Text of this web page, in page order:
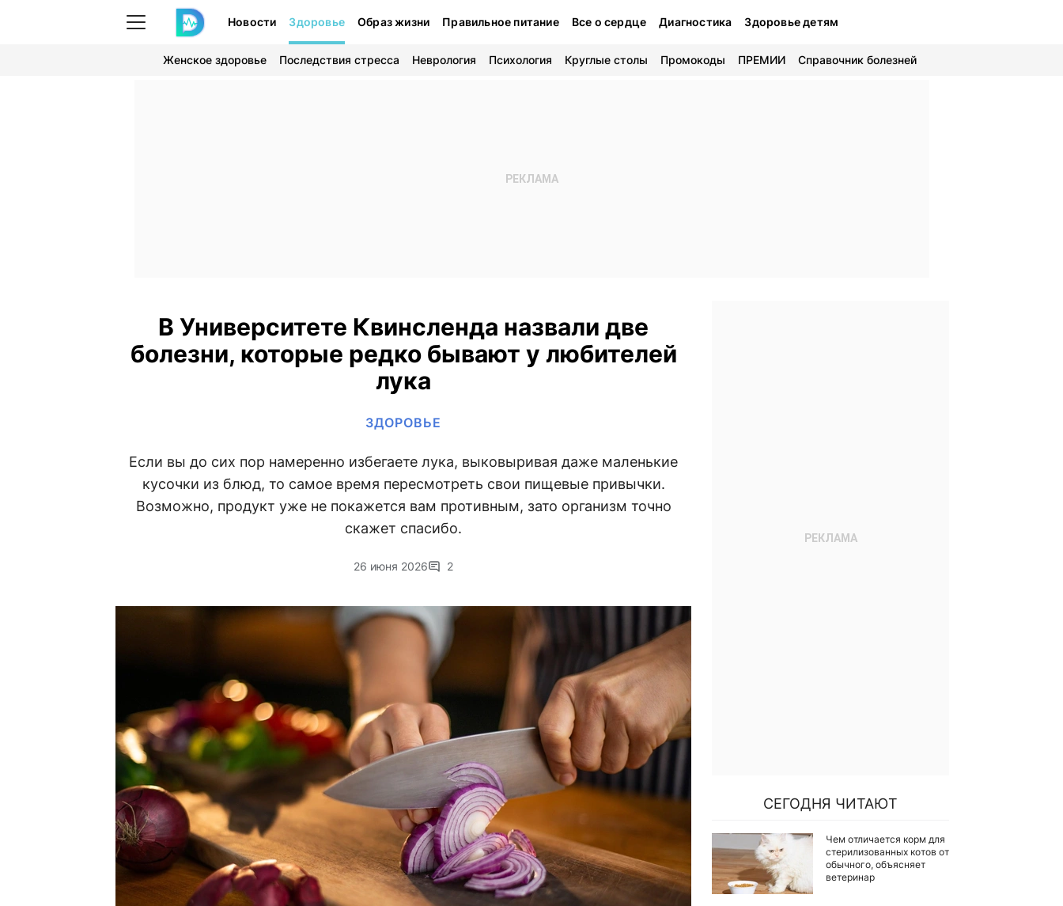
Новости Здоровье Образ жизни Правильное питание Все о сердце Диагностика Здоровье детям
Женское здоровье Последствия стресса Неврология Психология Круглые столы Промокоды ПРЕМИИ Справочник болезней
В Университете Квинсленда назвали две
болезни, которые редко бывают у любителей
лука
ЗДОРОВЬЕ
Если вы до сих пор намеренно избегаете лука, выковыривая даже маленькие
кусочки из блюд, то самое время пересмотреть свои пищевые привычки.
Возможно, продукт уже не покажется вам противным, зато организм точно
скажет спасибо.
26 июня 2026 2
СЕГОДНЯ ЧИТАЮТ
Чем отличается корм для
стерилизованных котов от
обычного, объясняет
ветеринар